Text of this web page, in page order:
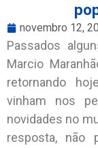
novembro 12,
Passados
Marcio
retornando
vinham nos
novidades no
resposta, não